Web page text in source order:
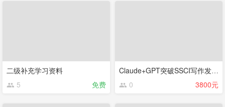
二级补充学习资料
5
免费
Claude+GPT突破SSCI写作发表困境 2026new
0
3800元